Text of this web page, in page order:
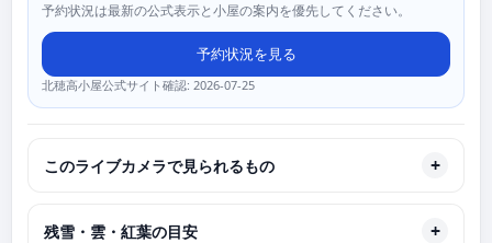
予約状況は最新の公式表示と小屋の案内を優先してください。
予約状況を見る
北穂高小屋公式サイト確認: 2026-07-25
このライブカメラで見られるもの
残雪・雲・紅葉の目安